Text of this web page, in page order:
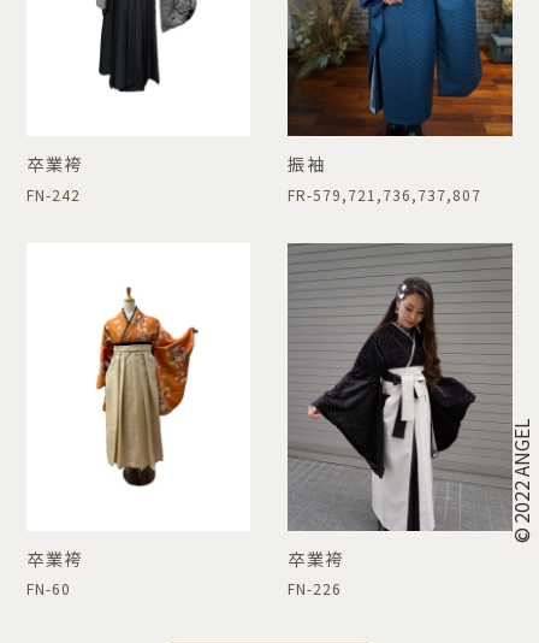
卒業袴
FN-242
振袖
FR-579,721,736,737,807
卒業袴
FN-60
卒業袴
FN-226
© 2022 ANGEL